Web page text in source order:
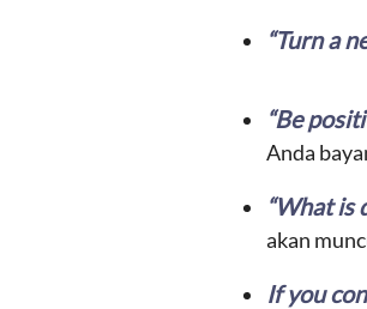
“Turn a
“Be
Anda
“What is
akan
If you